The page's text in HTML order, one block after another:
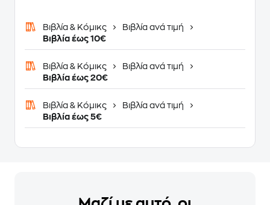
Βιβλία & Κόμικς
Βιβλία ανά τιμή
Βιβλία έως 10€
Βιβλία & Κόμικς
Βιβλία ανά τιμή
Βιβλία έως 20€
Βιβλία & Κόμικς
Βιβλία ανά τιμή
Βιβλία έως 5€